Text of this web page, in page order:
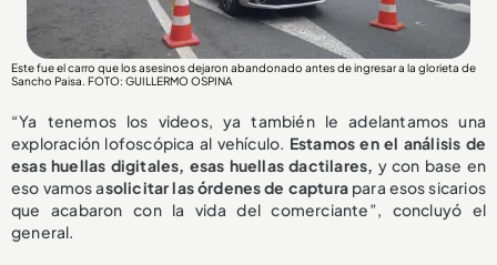
Este fue el carro que los asesinos dejaron abandonado antes de ingresar a la glorieta de
Sancho Paisa. FOTO: GUILLERMO OSPINA
“Ya tenemos los videos, ya también le adelantamos una
exploración lofoscópica al vehículo. Estamos en el análisis de
esas huellas digitales, esas huellas dactilares, y con base en
eso vamos asolicitar las órdenes de captura para esos sicarios
que acabaron con la vida del comerciante”, concluyó el
general.